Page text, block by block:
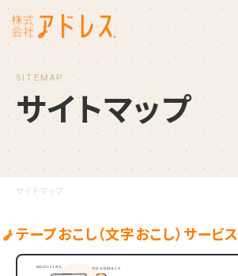
サイトマップ
SITEMAP
サイトマップ
テープおこし（文字おこし）サービス